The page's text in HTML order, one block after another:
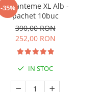
-35%
Crizanteme XL Alb -
pachet 10buc
390,00 RON
252,00 RON
IN STOC